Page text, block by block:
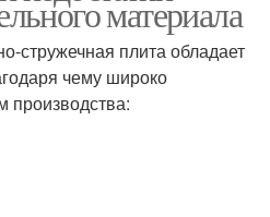
материала
стружечная плита обладает
чему широко
производства: